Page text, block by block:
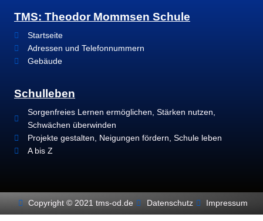
TMS: Theodor Mommsen Schule
Startseite
Adressen und Telefonnummern
Gebäude
Schulleben
Sorgenfreies Lernen ermöglichen, Stärken nutzen,
Schwächen überwinden
Projekte gestalten, Neigungen fördern, Schule leben
A bis Z
Copyright © 2021 tms-od.de Datenschutz Impressum